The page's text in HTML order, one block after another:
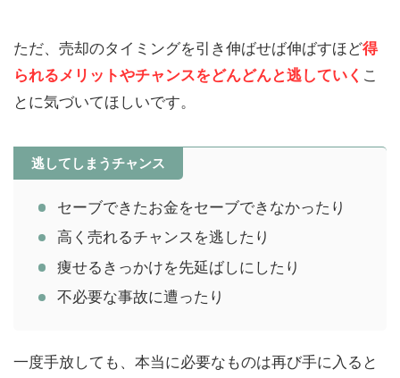
ただ、売却のタイミングを引き伸ばせば伸ばすほど得
られるメリットやチャンスをどんどんと逃していく こ
とに気づいてほしいです。
逃してしまうチャンス
セーブできたお金をセーブできなかったり
高く売れるチャンスを逃したり
痩せるきっかけを先延ばしにしたり
不必要な事故に遭ったり
一度手放しても、本当に必要なものは再び手に入ると